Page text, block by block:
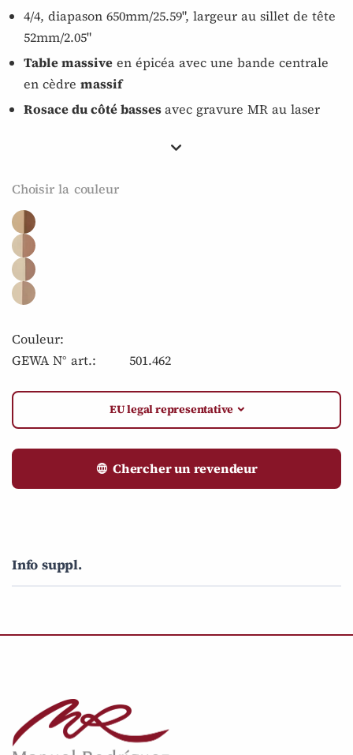
4/4, diapason 650mm/25.59", largeur au sillet de tête
52mm/2.05"
Table massive en épicéa avec une bande centrale
en cèdre massif
Rosace du côté bassesavec gravure MR au laser
Choisir la couleur
Couleur:
GEWA N° art.:
501.462
EU legal representative
Chercher un revendeur
Info suppl.